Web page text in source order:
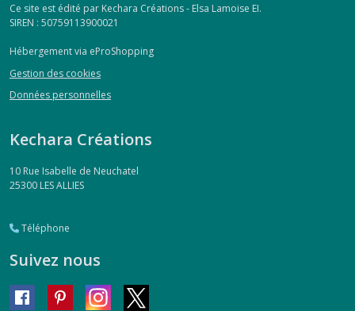
Ce site est édité par Kechara Créations - Elsa Lamoise EI.
SIREN : 50759113900021
Hébergement via eProShopping
Gestion des cookies
Données personnelles
Kechara Créations
10 Rue Isabelle de Neuchatel
25300 LES ALLIES
Téléphone
Suivez nous